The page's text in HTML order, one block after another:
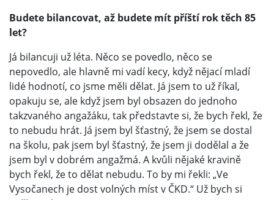
Budete bilancovat, až budete mít příští rok těch 85
let?
Já bilancuji už léta. Něco se povedlo, něco se
nepovedlo, ale hlavně mi vadí kecy, když nějací mladí
lidé hodnotí, co jsme měli dělat. Já jsem to už říkal,
opakuju se, ale když jsem byl obsazen do jednoho
takzvaného angažáku, tak představte si, že bych řekl, že
to nebudu hrát. Já jsem byl šťastný, že jsem se dostal
na školu, pak jsem byl šťastný, že jsem ji dodělal a že
jsem byl v dobrém angažmá. A kvůli nějaké kravině
bych řekl, že to dělat nebudu. To by mi řekli: „Ve
Vysočanech je dost volných míst v ČKD.“ Už bych si